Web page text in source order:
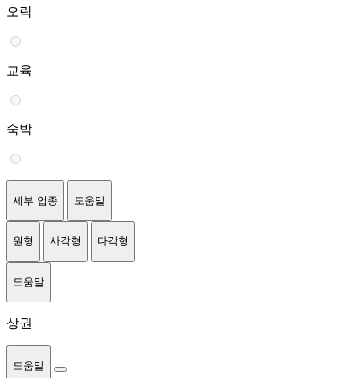
오락
교육
숙박
세부 업종 도움말
원형 사각형 다각형
도움말
상권
도움말